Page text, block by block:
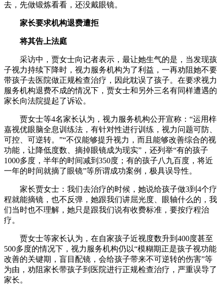
去，先做锻炼看看，还没戴眼镜。
家长要求机构退费遭拒
将其告上法庭
采访中，贾女士向记者表示，最让她生气的是，当发现孩
子视力持续下降时，视力服务机构为了利益，一再劝阻她不要
带孩子去医院做正规检查治疗，因此耽误了孩子。在要求视力
服务机构退费不成的情况下，贾女士和另外三名有同样遭遇的
家长向法院提起了诉讼。
贾女士等4名家长认为，视力服务机构公开宣称：“运用梓
嘉视优眼脑全息训练法，有针对性进行训练，视力问题可防、
可控、可逆转。”“不仅能够提升视力，而且能够改善综合的视
功能，让降低度数、摘掉眼镜成为现实”，还列举“有的孩子
1000多度，半年的时间减到350度；有的孩子八九百度，将近
一年的时间就摘了眼镜”等所谓成功案例，极具误导性。
家长贾女士：我们去治疗的时候，她说给孩子做3到4个疗
程就能摘镜，也不反弹，她跟我们讲屈光度、眼轴什么的，我
们当时也不理解，她只是跟我们说有收费标准，要按疗程治
疗。
贾女士等家长认为，在自家孩子近视度数升到400度甚至
500多度的情况下，视力服务机构仍以“模糊期正是孩子视功能
改善的关键期，盲目配镜，会给孩子带来不可逆转的伤害”等
为由，劝阻家长带孩子到医院进行正规检查治疗，严重误导了
家长。